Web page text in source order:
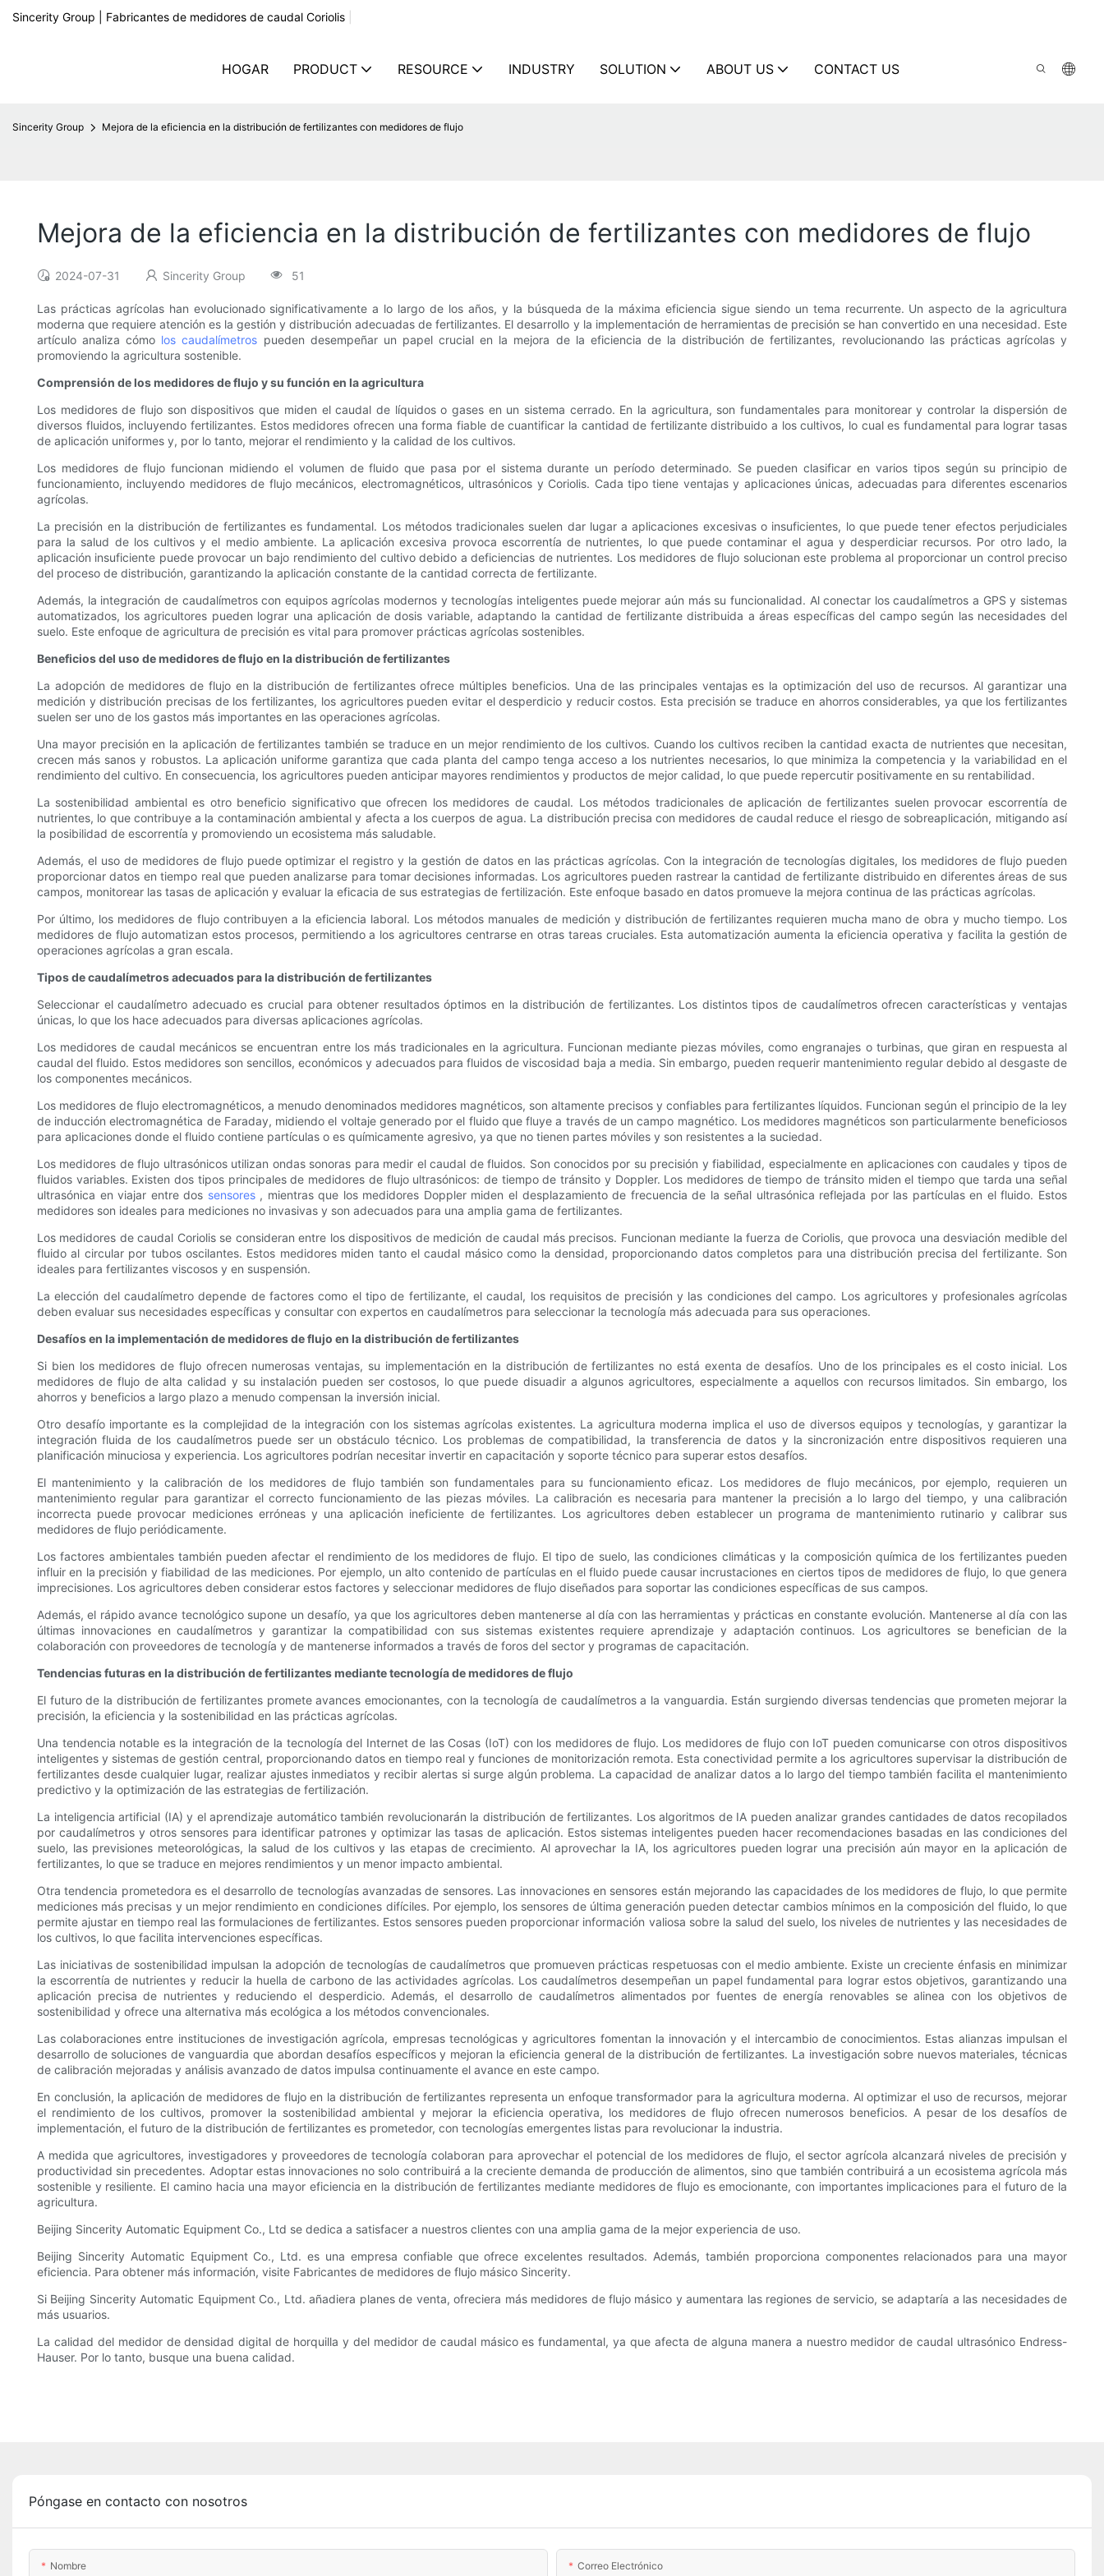
Sincerity Group | Fabricantes de medidores de caudal Coriolis
HOGAR PRODUCT RESOURCE INDUSTRY SOLUTION ABOUT US CONTACT US
Sincerity Group Mejora de la eficiencia en la distribución de fertilizantes con medidores de flujo
Mejora de la eficiencia en la distribución de fertilizantes con medidores de flujo
2024-07-31 Sincerity Group 51
Las prácticas agrícolas han evolucionado significativamente a lo largo de los años, y la búsqueda de la máxima eficiencia sigue siendo un tema recurrente. Un aspecto de la agricultura
moderna que requiere atención es la gestión y distribución adecuadas de fertilizantes. El desarrollo y la implementación de herramientas de precisión se han convertido en una necesidad. Este
artículo analiza cómo los caudalímetros pueden desempeñar un papel crucial en la mejora de la eficiencia de la distribución de fertilizantes, revolucionando las prácticas agrícolas y
promoviendo la agricultura sostenible.
Comprensión de los medidores de flujo y su función en la agricultura
Los medidores de flujo son dispositivos que miden el caudal de líquidos o gases en un sistema cerrado. En la agricultura, son fundamentales para monitorear y controlar la dispersión de
diversos fluidos, incluyendo fertilizantes. Estos medidores ofrecen una forma fiable de cuantificar la cantidad de fertilizante distribuido a los cultivos, lo cual es fundamental para lograr tasas
de aplicación uniformes y, por lo tanto, mejorar el rendimiento y la calidad de los cultivos.
Los medidores de flujo funcionan midiendo el volumen de fluido que pasa por el sistema durante un período determinado. Se pueden clasificar en varios tipos según su principio de
funcionamiento, incluyendo medidores de flujo mecánicos, electromagnéticos, ultrasónicos y Coriolis. Cada tipo tiene ventajas y aplicaciones únicas, adecuadas para diferentes escenarios
agrícolas.
La precisión en la distribución de fertilizantes es fundamental. Los métodos tradicionales suelen dar lugar a aplicaciones excesivas o insuficientes, lo que puede tener efectos perjudiciales
para la salud de los cultivos y el medio ambiente. La aplicación excesiva provoca escorrentía de nutrientes, lo que puede contaminar el agua y desperdiciar recursos. Por otro lado, la
aplicación insuficiente puede provocar un bajo rendimiento del cultivo debido a deficiencias de nutrientes. Los medidores de flujo solucionan este problema al proporcionar un control preciso
del proceso de distribución, garantizando la aplicación constante de la cantidad correcta de fertilizante.
Además, la integración de caudalímetros con equipos agrícolas modernos y tecnologías inteligentes puede mejorar aún más su funcionalidad. Al conectar los caudalímetros a GPS y sistemas
automatizados, los agricultores pueden lograr una aplicación de dosis variable, adaptando la cantidad de fertilizante distribuida a áreas específicas del campo según las necesidades del
suelo. Este enfoque de agricultura de precisión es vital para promover prácticas agrícolas sostenibles.
Beneficios del uso de medidores de flujo en la distribución de fertilizantes
La adopción de medidores de flujo en la distribución de fertilizantes ofrece múltiples beneficios. Una de las principales ventajas es la optimización del uso de recursos. Al garantizar una
medición y distribución precisas de los fertilizantes, los agricultores pueden evitar el desperdicio y reducir costos. Esta precisión se traduce en ahorros considerables, ya que los fertilizantes
suelen ser uno de los gastos más importantes en las operaciones agrícolas.
Una mayor precisión en la aplicación de fertilizantes también se traduce en un mejor rendimiento de los cultivos. Cuando los cultivos reciben la cantidad exacta de nutrientes que necesitan,
crecen más sanos y robustos. La aplicación uniforme garantiza que cada planta del campo tenga acceso a los nutrientes necesarios, lo que minimiza la competencia y la variabilidad en el
rendimiento del cultivo. En consecuencia, los agricultores pueden anticipar mayores rendimientos y productos de mejor calidad, lo que puede repercutir positivamente en su rentabilidad.
La sostenibilidad ambiental es otro beneficio significativo que ofrecen los medidores de caudal. Los métodos tradicionales de aplicación de fertilizantes suelen provocar escorrentía de
nutrientes, lo que contribuye a la contaminación ambiental y afecta a los cuerpos de agua. La distribución precisa con medidores de caudal reduce el riesgo de sobreaplicación, mitigando así
la posibilidad de escorrentía y promoviendo un ecosistema más saludable.
Además, el uso de medidores de flujo puede optimizar el registro y la gestión de datos en las prácticas agrícolas. Con la integración de tecnologías digitales, los medidores de flujo pueden
proporcionar datos en tiempo real que pueden analizarse para tomar decisiones informadas. Los agricultores pueden rastrear la cantidad de fertilizante distribuido en diferentes áreas de sus
campos, monitorear las tasas de aplicación y evaluar la eficacia de sus estrategias de fertilización. Este enfoque basado en datos promueve la mejora continua de las prácticas agrícolas.
Por último, los medidores de flujo contribuyen a la eficiencia laboral. Los métodos manuales de medición y distribución de fertilizantes requieren mucha mano de obra y mucho tiempo. Los
medidores de flujo automatizan estos procesos, permitiendo a los agricultores centrarse en otras tareas cruciales. Esta automatización aumenta la eficiencia operativa y facilita la gestión de
operaciones agrícolas a gran escala.
Tipos de caudalímetros adecuados para la distribución de fertilizantes
Seleccionar el caudalímetro adecuado es crucial para obtener resultados óptimos en la distribución de fertilizantes. Los distintos tipos de caudalímetros ofrecen características y ventajas
únicas, lo que los hace adecuados para diversas aplicaciones agrícolas.
Los medidores de caudal mecánicos se encuentran entre los más tradicionales en la agricultura. Funcionan mediante piezas móviles, como engranajes o turbinas, que giran en respuesta al
caudal del fluido. Estos medidores son sencillos, económicos y adecuados para fluidos de viscosidad baja a media. Sin embargo, pueden requerir mantenimiento regular debido al desgaste de
los componentes mecánicos.
Los medidores de flujo electromagnéticos, a menudo denominados medidores magnéticos, son altamente precisos y confiables para fertilizantes líquidos. Funcionan según el principio de la ley
de inducción electromagnética de Faraday, midiendo el voltaje generado por el fluido que fluye a través de un campo magnético. Los medidores magnéticos son particularmente beneficiosos
para aplicaciones donde el fluido contiene partículas o es químicamente agresivo, ya que no tienen partes móviles y son resistentes a la suciedad.
Los medidores de flujo ultrasónicos utilizan ondas sonoras para medir el caudal de fluidos. Son conocidos por su precisión y fiabilidad, especialmente en aplicaciones con caudales y tipos de
fluidos variables. Existen dos tipos principales de medidores de flujo ultrasónicos: de tiempo de tránsito y Doppler. Los medidores de tiempo de tránsito miden el tiempo que tarda una señal
ultrasónica en viajar entre dos sensores, mientras que los medidores Doppler miden el desplazamiento de frecuencia de la señal ultrasónica reflejada por las partículas en el fluido. Estos
medidores son ideales para mediciones no invasivas y son adecuados para una amplia gama de fertilizantes.
Los medidores de caudal Coriolis se consideran entre los dispositivos de medición de caudal más precisos. Funcionan mediante la fuerza de Coriolis, que provoca una desviación medible del
fluido al circular por tubos oscilantes. Estos medidores miden tanto el caudal másico como la densidad, proporcionando datos completos para una distribución precisa del fertilizante. Son
ideales para fertilizantes viscosos y en suspensión.
La elección del caudalímetro depende de factores como el tipo de fertilizante, el caudal, los requisitos de precisión y las condiciones del campo. Los agricultores y profesionales agrícolas
deben evaluar sus necesidades específicas y consultar con expertos en caudalímetros para seleccionar la tecnología más adecuada para sus operaciones.
Desafíos en la implementación de medidores de flujo en la distribución de fertilizantes
Si bien los medidores de flujo ofrecen numerosas ventajas, su implementación en la distribución de fertilizantes no está exenta de desafíos. Uno de los principales es el costo inicial. Los
medidores de flujo de alta calidad y su instalación pueden ser costosos, lo que puede disuadir a algunos agricultores, especialmente a aquellos con recursos limitados. Sin embargo, los
ahorros y beneficios a largo plazo a menudo compensan la inversión inicial.
Otro desafío importante es la complejidad de la integración con los sistemas agrícolas existentes. La agricultura moderna implica el uso de diversos equipos y tecnologías, y garantizar la
integración fluida de los caudalímetros puede ser un obstáculo técnico. Los problemas de compatibilidad, la transferencia de datos y la sincronización entre dispositivos requieren una
planificación minuciosa y experiencia. Los agricultores podrían necesitar invertir en capacitación y soporte técnico para superar estos desafíos.
El mantenimiento y la calibración de los medidores de flujo también son fundamentales para su funcionamiento eficaz. Los medidores de flujo mecánicos, por ejemplo, requieren un
mantenimiento regular para garantizar el correcto funcionamiento de las piezas móviles. La calibración es necesaria para mantener la precisión a lo largo del tiempo, y una calibración
incorrecta puede provocar mediciones erróneas y una aplicación ineficiente de fertilizantes. Los agricultores deben establecer un programa de mantenimiento rutinario y calibrar sus
medidores de flujo periódicamente.
Los factores ambientales también pueden afectar el rendimiento de los medidores de flujo. El tipo de suelo, las condiciones climáticas y la composición química de los fertilizantes pueden
influir en la precisión y fiabilidad de las mediciones. Por ejemplo, un alto contenido de partículas en el fluido puede causar incrustaciones en ciertos tipos de medidores de flujo, lo que genera
imprecisiones. Los agricultores deben considerar estos factores y seleccionar medidores de flujo diseñados para soportar las condiciones específicas de sus campos.
Además, el rápido avance tecnológico supone un desafío, ya que los agricultores deben mantenerse al día con las herramientas y prácticas en constante evolución. Mantenerse al día con las
últimas innovaciones en caudalímetros y garantizar la compatibilidad con sus sistemas existentes requiere aprendizaje y adaptación continuos. Los agricultores se benefician de la
colaboración con proveedores de tecnología y de mantenerse informados a través de foros del sector y programas de capacitación.
Tendencias futuras en la distribución de fertilizantes mediante tecnología de medidores de flujo
El futuro de la distribución de fertilizantes promete avances emocionantes, con la tecnología de caudalímetros a la vanguardia. Están surgiendo diversas tendencias que prometen mejorar la
precisión, la eficiencia y la sostenibilidad en las prácticas agrícolas.
Una tendencia notable es la integración de la tecnología del Internet de las Cosas (IoT) con los medidores de flujo. Los medidores de flujo con IoT pueden comunicarse con otros dispositivos
inteligentes y sistemas de gestión central, proporcionando datos en tiempo real y funciones de monitorización remota. Esta conectividad permite a los agricultores supervisar la distribución de
fertilizantes desde cualquier lugar, realizar ajustes inmediatos y recibir alertas si surge algún problema. La capacidad de analizar datos a lo largo del tiempo también facilita el mantenimiento
predictivo y la optimización de las estrategias de fertilización.
La inteligencia artificial (IA) y el aprendizaje automático también revolucionarán la distribución de fertilizantes. Los algoritmos de IA pueden analizar grandes cantidades de datos recopilados
por caudalímetros y otros sensores para identificar patrones y optimizar las tasas de aplicación. Estos sistemas inteligentes pueden hacer recomendaciones basadas en las condiciones del
suelo, las previsiones meteorológicas, la salud de los cultivos y las etapas de crecimiento. Al aprovechar la IA, los agricultores pueden lograr una precisión aún mayor en la aplicación de
fertilizantes, lo que se traduce en mejores rendimientos y un menor impacto ambiental.
Otra tendencia prometedora es el desarrollo de tecnologías avanzadas de sensores. Las innovaciones en sensores están mejorando las capacidades de los medidores de flujo, lo que permite
mediciones más precisas y un mejor rendimiento en condiciones difíciles. Por ejemplo, los sensores de última generación pueden detectar cambios mínimos en la composición del fluido, lo que
permite ajustar en tiempo real las formulaciones de fertilizantes. Estos sensores pueden proporcionar información valiosa sobre la salud del suelo, los niveles de nutrientes y las necesidades de
los cultivos, lo que facilita intervenciones específicas.
Las iniciativas de sostenibilidad impulsan la adopción de tecnologías de caudalímetros que promueven prácticas respetuosas con el medio ambiente. Existe un creciente énfasis en minimizar
la escorrentía de nutrientes y reducir la huella de carbono de las actividades agrícolas. Los caudalímetros desempeñan un papel fundamental para lograr estos objetivos, garantizando una
aplicación precisa de nutrientes y reduciendo el desperdicio. Además, el desarrollo de caudalímetros alimentados por fuentes de energía renovables se alinea con los objetivos de
sostenibilidad y ofrece una alternativa más ecológica a los métodos convencionales.
Las colaboraciones entre instituciones de investigación agrícola, empresas tecnológicas y agricultores fomentan la innovación y el intercambio de conocimientos. Estas alianzas impulsan el
desarrollo de soluciones de vanguardia que abordan desafíos específicos y mejoran la eficiencia general de la distribución de fertilizantes. La investigación sobre nuevos materiales, técnicas
de calibración mejoradas y análisis avanzado de datos impulsa continuamente el avance en este campo.
En conclusión, la aplicación de medidores de flujo en la distribución de fertilizantes representa un enfoque transformador para la agricultura moderna. Al optimizar el uso de recursos, mejorar
el rendimiento de los cultivos, promover la sostenibilidad ambiental y mejorar la eficiencia operativa, los medidores de flujo ofrecen numerosos beneficios. A pesar de los desafíos de
implementación, el futuro de la distribución de fertilizantes es prometedor, con tecnologías emergentes listas para revolucionar la industria.
A medida que agricultores, investigadores y proveedores de tecnología colaboran para aprovechar el potencial de los medidores de flujo, el sector agrícola alcanzará niveles de precisión y
productividad sin precedentes. Adoptar estas innovaciones no solo contribuirá a la creciente demanda de producción de alimentos, sino que también contribuirá a un ecosistema agrícola más
sostenible y resiliente. El camino hacia una mayor eficiencia en la distribución de fertilizantes mediante medidores de flujo es emocionante, con importantes implicaciones para el futuro de la
agricultura.
Beijing Sincerity Automatic Equipment Co., Ltd se dedica a satisfacer a nuestros clientes con una amplia gama de la mejor experiencia de uso.
Beijing Sincerity Automatic Equipment Co., Ltd. es una empresa confiable que ofrece excelentes resultados. Además, también proporciona componentes relacionados para una mayor
eficiencia. Para obtener más información, visite Fabricantes de medidores de flujo másico Sincerity.
Si Beijing Sincerity Automatic Equipment Co., Ltd. añadiera planes de venta, ofreciera más medidores de flujo másico y aumentara las regiones de servicio, se adaptaría a las necesidades de
más usuarios.
La calidad del medidor de densidad digital de horquilla y del medidor de caudal másico es fundamental, ya que afecta de alguna manera a nuestro medidor de caudal ultrasónico Endress-
Hauser. Por lo tanto, busque una buena calidad.
Póngase en contacto con nosotros
Nombre Correo Electrónico